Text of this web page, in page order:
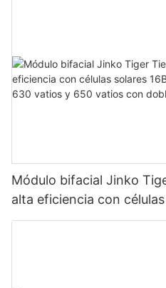
Módulo bifacial Jinko
alta eficiencia con
vatios, 620 vatios, 630